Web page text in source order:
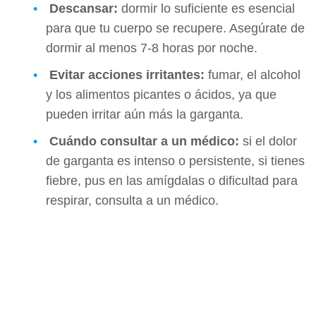
Descansar: dormir lo suficiente es esencial
para que tu cuerpo se recupere. Asegúrate de
dormir al menos 7-8 horas por noche.
Evitar acciones irritantes: fumar, el alcohol
y los alimentos picantes o ácidos, ya que
pueden irritar aún más la garganta.
Cuándo consultar a un médico: si el dolor
de garganta es intenso o persistente, si tienes
fiebre, pus en las amígdalas o dificultad para
respirar, consulta a un médico.